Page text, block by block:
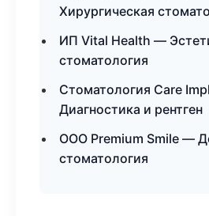
Хирургическая
ИП Vital Health —
стоматология
Стоматология Care
Диагностика и рентген
ООО Premium Smile —
стоматология